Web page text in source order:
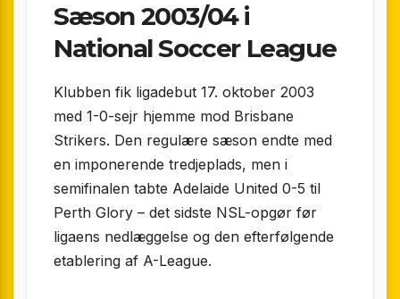
Sæson 2003/04 i
National Soccer League
Klubben fik ligadebut 17. oktober 2003
med 1-0-sejr hjemme mod Brisbane
Strikers. Den regulære sæson endte med
en imponerende tredjeplads, men i
semifinalen tabte Adelaide United 0-5 til
Perth Glory – det sidste NSL-opgør før
ligaens nedlæggelse og den efterfølgende
etablering af A-League.